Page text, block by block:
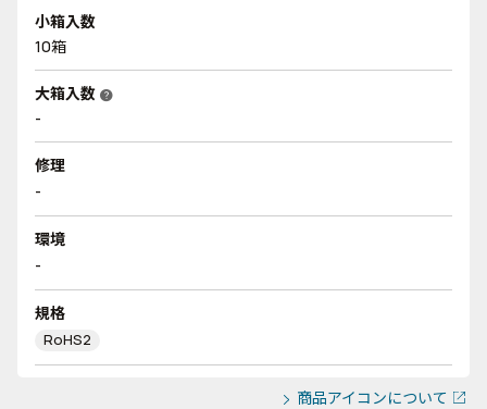
小箱入数
10箱
大箱入数 help
-
修理
-
環境
-
規格
RoHS2
商品アイコンについて